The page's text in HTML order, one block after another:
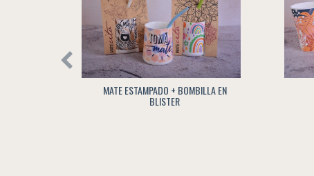
MATE ESTAMPADO + BOMBILLA EN
BLISTER